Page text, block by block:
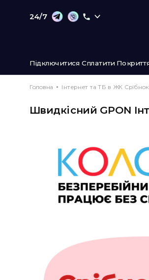
24/7
Підключитися Сплатити
Головна Інтернет та ТБ в ЖК
Швидкісний GPON